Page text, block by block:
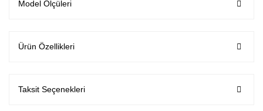
Model Ölçüleri
Ürün Özellikleri
Taksit Seçenekleri